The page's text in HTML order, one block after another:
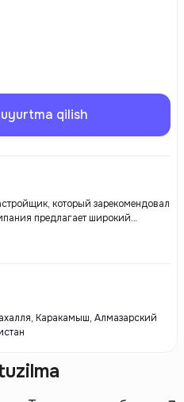
qilish
который зарекомендовал
предлагает широкий
объектов, стремясь создавать
самым высоким стандартам.
Каракамыш, Алмазарский